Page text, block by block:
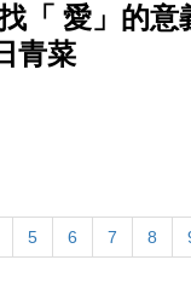
「 愛」的
青菜
5 6 7 8